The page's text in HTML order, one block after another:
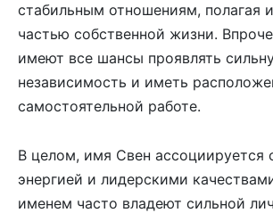
стабильным отношениям, полагая
частью собственной жизни.
имеют все шансы проявлять
независимость и иметь
самостоятельной работе.
В целом, имя Свен ассоциируется
энергией и лидерскими
именем часто владеют сильной